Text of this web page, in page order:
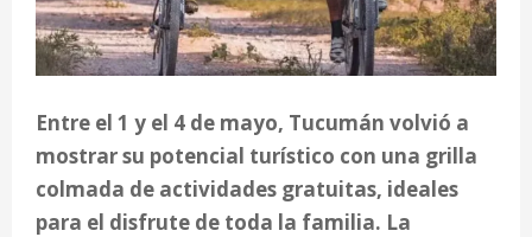
Entre el 1 y el 4 de mayo, Tucumán volvió a
mostrar su potencial turístico con una grilla
colmada de actividades gratuitas, ideales
para el disfrute de toda la familia. La